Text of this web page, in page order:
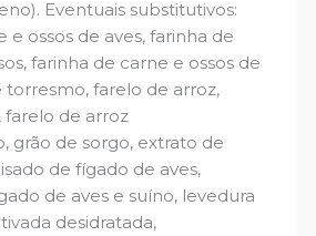
Eventuais substitutivos:
e ossos de aves, farinha de
farinha de carne e ossos de
torresmo, farelo de arroz,
farelo de arroz
grão de sorgo, extrato de
de fígado de aves,
de aves e suíno, levedura
desidratada,